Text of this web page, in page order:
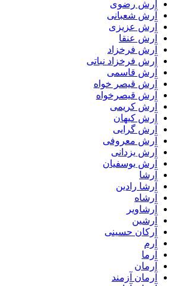
آرش رضوی
آرش شعبانی
آرش عزیزی
آرش عنقا
آرش فرخزاد
آرش فرخزاد نباتی
آرش قاسمی
آرش قیصر خواه
آرش قیصرخواه
آرش کریمی
آرش کیهان
آرش گرایی
آرش معروفی
آرش یزدانی
آرش یوسفیان
آرشا
آرشا رادین
آرشاه
آرشاویر
آرشین
آرکان حسینی
آرم
آرما
آرمان
آرمان آزمند